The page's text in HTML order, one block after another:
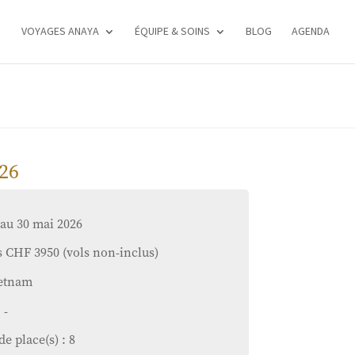
VOYAGES ANAYA ÉQUIPE & SOINS BLOG AGENDA
30 mai 2026
CHF 3950 (vols non-inclus)
-
place(s) : 8